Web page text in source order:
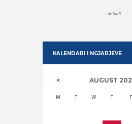
default
KALENDARI I NGJARJEVE
AUGUST
M T W T F